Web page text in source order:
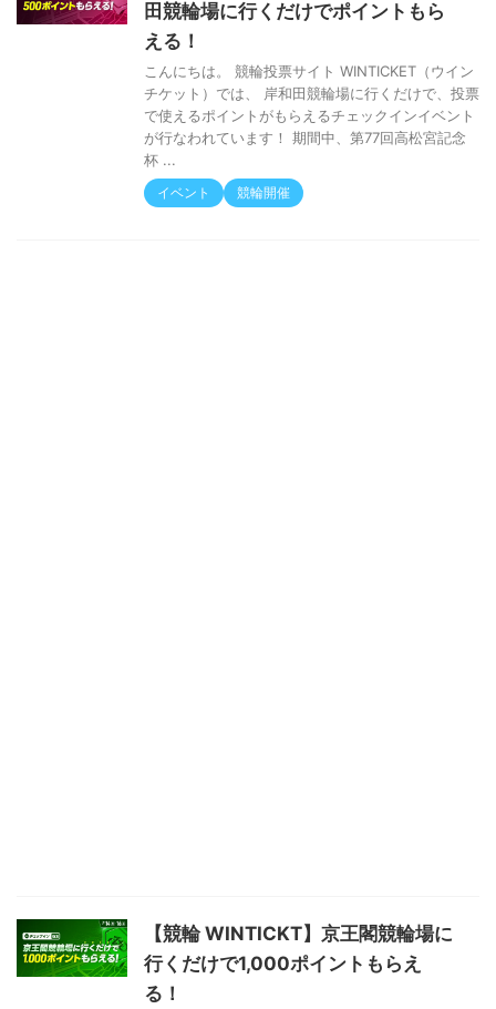
田競輪場に行くだけでポイントもら
える！
こんにちは。 競輪投票サイト WINTICKET（ウイン
チケット）では、 岸和田競輪場に行くだけで、投票
で使えるポイントがもらえるチェックインイベント
が行なわれています！ 期間中、第77回高松宮記念
杯 ...
イベント 競輪開催
【競輪 WINTICKT】京王閣競輪場に
行くだけで1,000ポイントもらえ
る！